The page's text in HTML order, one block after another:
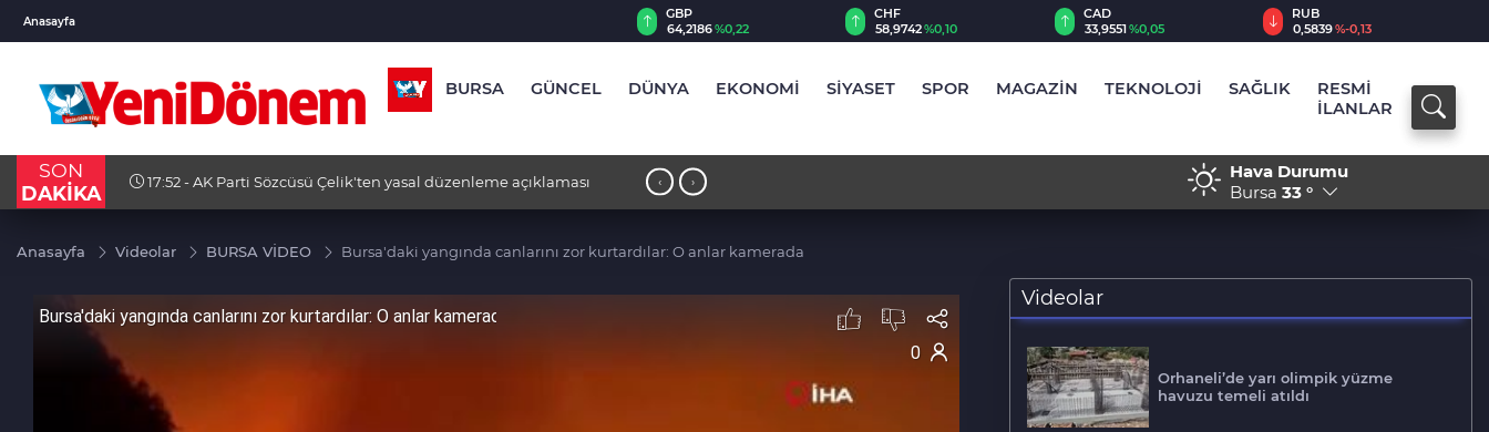
Anasayfa
BIST 100
13.703,13
GBP
64,2186%0,22
CHF
58,9742%0,10
CAD
33,9551%0,05
RUB
0,5839%-0,13
BURSA GÜNCEL DÜNYA EKONOMİ SİYASET SPOR MAGAZİN TEKNOLOJİ SAĞLIK
RESMİ
İLANLAR
SON
DAKİKA
17:52 - AK Parti Sözcüsü Çelik'ten yasal düzenleme açıklaması 17:42 - Suriye'de 14 yıl
‹ ›
Hava Durumu
Bursa 33 °
Anasayfa Videolar BURSA VİDEO Bursa'daki yangında canlarını zor kurtardılar: O anlar kamerada
Videolar
Orhaneli’de yarı olimpik yüzme
havuzu temeli atıldı